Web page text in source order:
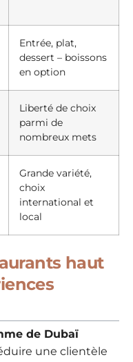
Entrée, plat,
dessert – boissons
en option
Liberté de choix
parmi de
nombreux mets
Grande variété,
choix
international et
local
haut
de Dubaï
une clientèle